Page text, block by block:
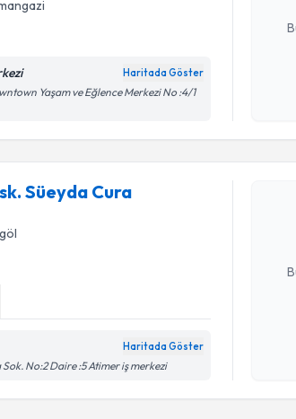
Haritada Göster
Yaşam ve Eğlence Merkezi No :4/1
Süeyda Cura
Haritada Göster
No:2 Daire :5 Atimer iş merkezi
Randevu